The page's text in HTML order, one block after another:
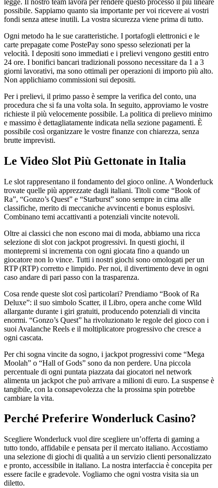
possibile. Sappiamo quanto sia importante per voi ricevere ai vostri
fondi senza attese inutili. La vostra sicurezza viene prima di tutto.
Ogni metodo ha le sue caratteristiche. I portafogli elettronici e le
carte prepagate come PostePay sono spesso selezionati per la
velocità. I depositi sono immediati e i prelievi vengono gestiti entro
24 ore. I bonifici bancari tradizionali possono necessitare da 1 a 3
giorni lavorativi, ma sono ottimali per operazioni di importo più alto.
Non applichiamo commissioni sui depositi.
Per i prelievi, il primo passo è sempre la verifica del conto, una
procedura che si fa una volta sola. In seguito, approviamo le vostre
richieste il più velocemente possibile. La politica di prelievo minimo
e massimo è dettagliatamente indicata nella sezione pagamenti. È
possibile così organizzare le vostre finanze con chiarezza, senza
brutte imprevisti.
Le Video Slot Più Gettonate in Italia
Le slot rappresentano il fondamento del gioco online. A Wonderluck
trovate quelle più apprezzate dagli italiani. Titoli come “Book of
Ra”, “Gonzo’s Quest” e “Starburst” sono sempre in cima alle
classifiche, merito di meccaniche avvincenti e bonus esplosivi.
Combinano temi accattivanti a potenziali vincite notevoli.
Oltre ai classici che non escono mai di moda, abbiamo una ricca
selezione di slot con jackpot progressivi. In questi giochi, il
montepremi si incrementa con ogni giocata fino a quando un
giocatore non lo vince. Tutti i nostri giochi sono omologati per un
RTP (RTP) corretto e limpido. Per noi, il divertimento deve in ogni
caso andare di pari passo con la trasparenza.
Cosa rende queste slot così particolari? Prendiamo “Book of Ra
Deluxe”: il suo simbolo Scatter, il Libro, opera anche come Wild
allargante durante i giri gratuiti, producendo potenziali di vincita
enormi. “Gonzo’s Quest” ha rivoluzionato le regole del gioco con i
suoi Avalanche Reels e il moltiplicatore progressivo che cresce a
ogni cascata.
Per chi sogna vincite da sogno, i jackpot progressivi come “Mega
Moolah” o “Hall of Gods” sono da non perdere. Una piccola
percentuale di ogni puntata piazzata dai giocatori nel network
alimenta un jackpot che può arrivare a milioni di euro. La suspense è
tangibile, con la consapevolezza che la prossima spin potrebbe
cambiare la vita.
Perché Preferire Wonderluck Casino?
Scegliere Wonderluck vuol dire scegliere un’offerta di gaming a
tutto tondo, affidabile e pensata per il mercato italiano. Accostiamo
una selezione di giochi di qualità a un servizio clienti personalizzato
e pronto, accessibile in italiano. La nostra interfaccia è concepita per
essere facile e gradevole. Vogliamo che ogni vostra visita sia un
diletto.